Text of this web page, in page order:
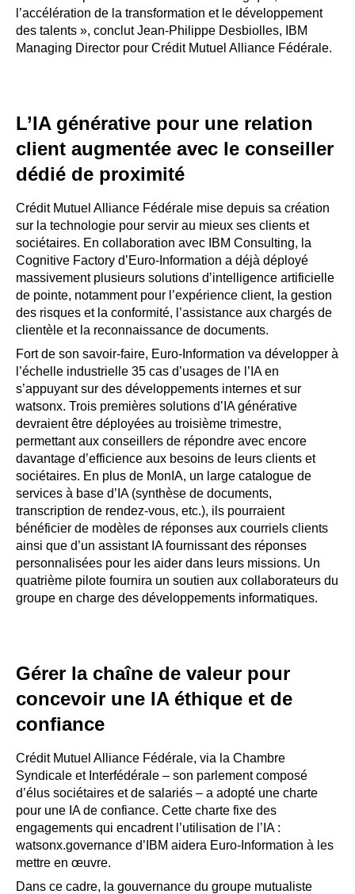
l’accélération de la transformation et le développement
des talents », conclut Jean-Philippe Desbiolles, IBM
Managing Director pour Crédit Mutuel Alliance Fédérale.
L’IA générative pour une relation
client augmentée avec le conseiller
dédié de proximité
Crédit Mutuel Alliance Fédérale mise depuis sa création
sur la technologie pour servir au mieux ses clients et
sociétaires. En collaboration avec IBM Consulting, la
Cognitive Factory d’Euro-Information a déjà déployé
massivement plusieurs solutions d’intelligence artificielle
de pointe, notamment pour l’expérience client, la gestion
des risques et la conformité, l’assistance aux chargés de
clientèle et la reconnaissance de documents.
Fort de son savoir-faire, Euro-Information va développer à
l’échelle industrielle 35 cas d’usages de l’IA en
s’appuyant sur des développements internes et sur
watsonx. Trois premières solutions d’IA générative
devraient être déployées au troisième trimestre,
permettant aux conseillers de répondre avec encore
davantage d’efficience aux besoins de leurs clients et
sociétaires. En plus de MonIA, un large catalogue de
services à base d’IA (synthèse de documents,
transcription de rendez-vous, etc.), ils pourraient
bénéficier de modèles de réponses aux courriels clients
ainsi que d’un assistant IA fournissant des réponses
personnalisées pour les aider dans leurs missions. Un
quatrième pilote fournira un soutien aux collaborateurs du
groupe en charge des développements informatiques.
Gérer la chaîne de valeur pour
concevoir une IA éthique et de
confiance
Crédit Mutuel Alliance Fédérale, via la Chambre
Syndicale et Interfédérale – son parlement composé
d’élus sociétaires et de salariés – a adopté une charte
pour une IA de confiance. Cette charte fixe des
engagements qui encadrent l’utilisation de l’IA :
watsonx.governance d’IBM aidera Euro-Information à les
mettre en œuvre.
Dans ce cadre, la gouvernance du groupe mutualiste